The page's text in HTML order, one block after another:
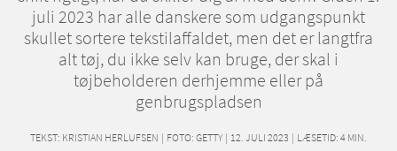
juli 2023 har alle danskere som udgangspunkt
skullet sortere tekstilaffaldet, men det er langtfra
alt tøj, du ikke selv kan bruge, der skal i
tøjbeholderen derhjemme eller på
genbrugspladsen
TEKST: KRISTIAN HERLUFSEN | FOTO: GETTY | 12. JULI 2023 | LÆSETID: 4 MIN.